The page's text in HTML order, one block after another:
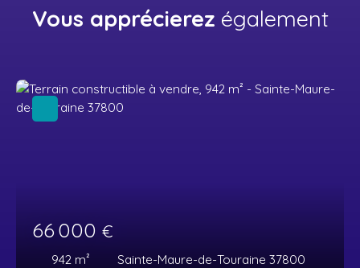
Vous apprécierez également
66 000 €
942 m² Sainte-Maure-de-Touraine 37800